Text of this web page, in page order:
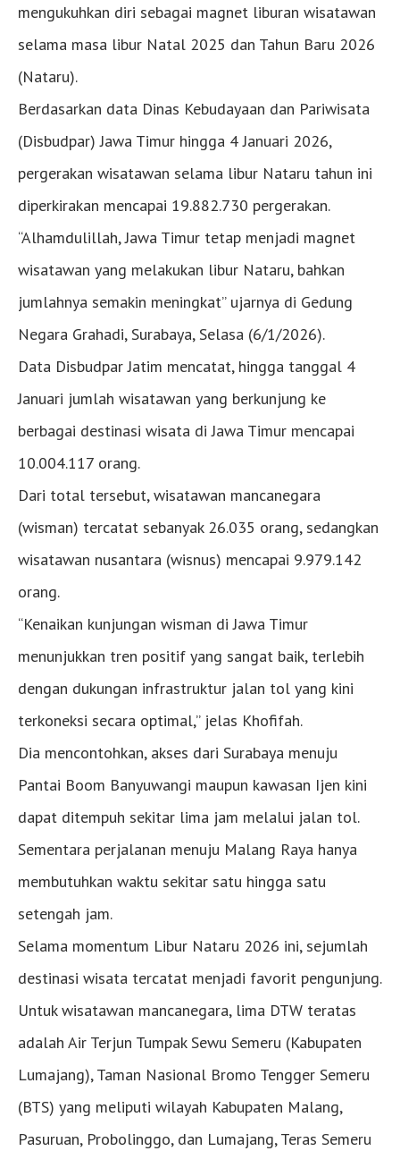
mengukuhkan diri sebagai magnet liburan wisatawan
selama masa libur Natal 2025 dan Tahun Baru 2026
(Nataru).
Berdasarkan data Dinas Kebudayaan dan Pariwisata
(Disbudpar) Jawa Timur hingga 4 Januari 2026,
pergerakan wisatawan selama libur Nataru tahun ini
diperkirakan mencapai 19.882.730 pergerakan.
“Alhamdulillah, Jawa Timur tetap menjadi magnet
wisatawan yang melakukan libur Nataru, bahkan
jumlahnya semakin meningkat” ujarnya di Gedung
Negara Grahadi, Surabaya, Selasa (6/1/2026).
Data Disbudpar Jatim mencatat, hingga tanggal 4
Januari jumlah wisatawan yang berkunjung ke
berbagai destinasi wisata di Jawa Timur mencapai
10.004.117 orang.
Dari total tersebut, wisatawan mancanegara
(wisman) tercatat sebanyak 26.035 orang, sedangkan
wisatawan nusantara (wisnus) mencapai 9.979.142
orang.
“Kenaikan kunjungan wisman di Jawa Timur
menunjukkan tren positif yang sangat baik, terlebih
dengan dukungan infrastruktur jalan tol yang kini
terkoneksi secara optimal,” jelas Khofifah.
Dia mencontohkan, akses dari Surabaya menuju
Pantai Boom Banyuwangi maupun kawasan Ijen kini
dapat ditempuh sekitar lima jam melalui jalan tol.
Sementara perjalanan menuju Malang Raya hanya
membutuhkan waktu sekitar satu hingga satu
setengah jam.
Selama momentum Libur Nataru 2026 ini, sejumlah
destinasi wisata tercatat menjadi favorit pengunjung.
Untuk wisatawan mancanegara, lima DTW teratas
adalah Air Terjun Tumpak Sewu Semeru (Kabupaten
Lumajang), Taman Nasional Bromo Tengger Semeru
(BTS) yang meliputi wilayah Kabupaten Malang,
Pasuruan, Probolinggo, dan Lumajang, Teras Semeru